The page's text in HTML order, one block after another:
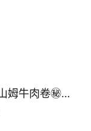
一口沦陷‼️复刻山姆牛肉卷㊙️皮薄馅足爆好吃